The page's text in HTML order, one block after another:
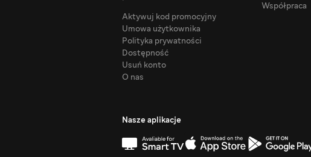
Aktywuj kod promocyjny
Umowa użytkownika
Polityka prywatności
Dostępność
Usuń konto
O nas
Współpraca
Nasze aplikacje